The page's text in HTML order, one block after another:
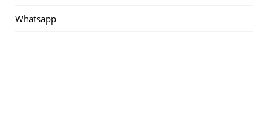
Whatsapp